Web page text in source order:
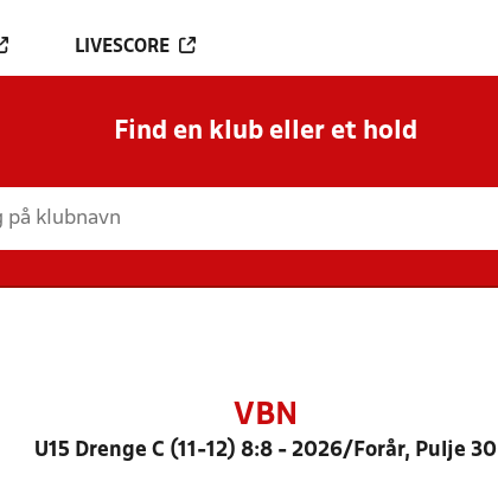
LIVESCORE
Find en klub eller et hold
VBN
U15 Drenge C (11-12) 8:8 - 2026/Forår, Pulje 30